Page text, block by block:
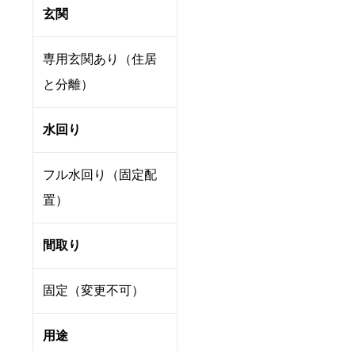
玄関
専用玄関あり（住居
と分離）
水回り
フル水回り（固定配
置）
間取り
固定（変更不可）
用途